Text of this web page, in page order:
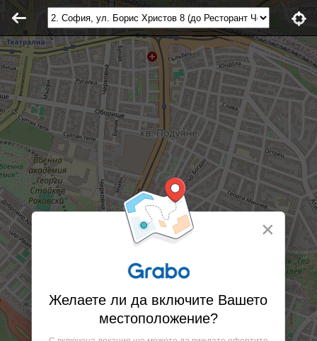
×
Желаете ли да включите Вашето
местоположение?